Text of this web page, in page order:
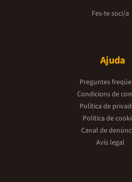
Fes-te soci/a
Ajuda
Preguntes
Condicions de
Política de
Política de
Canal de
Avís legal